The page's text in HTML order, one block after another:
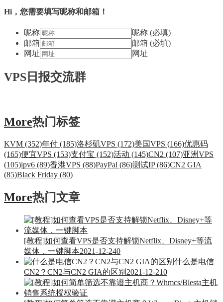
Hi，您需要填写昵称和邮箱！
昵称
昵称 (必填)
邮箱
邮箱 (必填)
网址
网址
VPS日报交流群
More热门标签
KVM (352)年付 (185)洛杉矶VPS (172)美国VPS (166)优惠码
(165)便宜VPS (153)支付宝 (152)活动 (145)CN2 (107)亚洲VPS
(105)ipv6 (89)香港VPS (88)PayPal (86)测试IP (86)CN2 GIA
(85)Black Friday (80)
More热门文章
[教程]如何查看VPS是否支持解锁Netflix、Disney+等流
媒体，一键脚本2021-12-240
什么是电信
CN2？CN2与CN2 GIA的区别 2021-12-210